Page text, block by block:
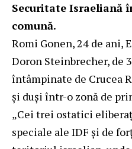
Securitate Israeliană
comună.
Romi Gonen, 24 de ani,
Doron Steinbrecher, de
întâmpinate de Crucea
și duși într-o zonă de
„Cei trei ostatici
speciale ale IDF și de